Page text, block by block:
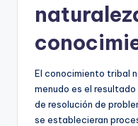
El conocimiento tribal
menudo es el
de resolución de
se establecieran